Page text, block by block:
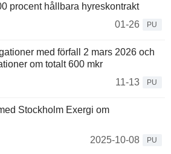
procent hållbara hyreskontrakt
01-26
PU
med förfall 2 mars 2026 och
om totalt 600 mkr
11-13
PU
Stockholm Exergi om
2025-10-08
PU